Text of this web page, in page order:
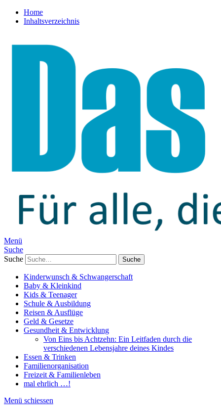
Home
Inhaltsverzeichnis
Menü
Suche
Suche
Kinderwunsch & Schwangerschaft
Baby & Kleinkind
Kids & Teenager
Schule & Ausbildung
Reisen & Ausflüge
Geld & Gesetze
Gesundheit & Entwicklung
Von Eins bis Achtzehn: Ein Leitfaden durch die
verschiedenen Lebensjahre deines Kindes
Essen & Trinken
Familienorganisation
Freizeit & Familienleben
mal ehrlich …!
Menü schiessen